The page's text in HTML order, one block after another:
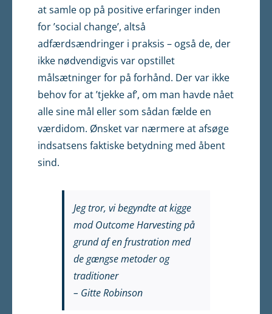
at samle op på positive erfaringer inden
for ’social change’, altså
adfærdsændringer i praksis – også de, der
ikke nødvendigvis var opstillet
målsætninger for på forhånd. Der var ikke
behov for at ’tjekke af’, om man havde nået
alle sine mål eller som sådan fælde en
værdidom. Ønsket var nærmere at afsøge
indsatsens faktiske betydning med åbent
sind.
Jeg tror, vi begyndte at kigge
mod Outcome Harvesting på
grund af en frustration med
de gængse metoder og
traditioner
– Gitte Robinson